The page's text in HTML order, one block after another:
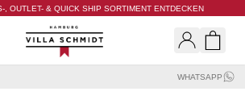
, OUTLET- & QUICK SHIP SORTIMENT ENTDECKEN
Villa Schmidt
WHATSAPP